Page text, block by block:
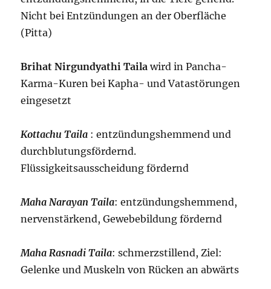
Nicht bei Entzündungen an der Oberfläche
(Pitta)
Brihat Nirgundyathi Taila wird in Pancha-
Karma-Kuren bei Kapha- und Vatastörungen
eingesetzt
Kottachu Taila : entzündungshemmend und
durchblutungsfördernd.
Flüssigkeitsausscheidung fördernd
Maha Narayan Taila: entzündungshemmend,
nervenstärkend, Gewebebildung fördernd
Maha Rasnadi Taila: schmerzstillend, Ziel:
Gelenke und Muskeln von Rücken an abwärts